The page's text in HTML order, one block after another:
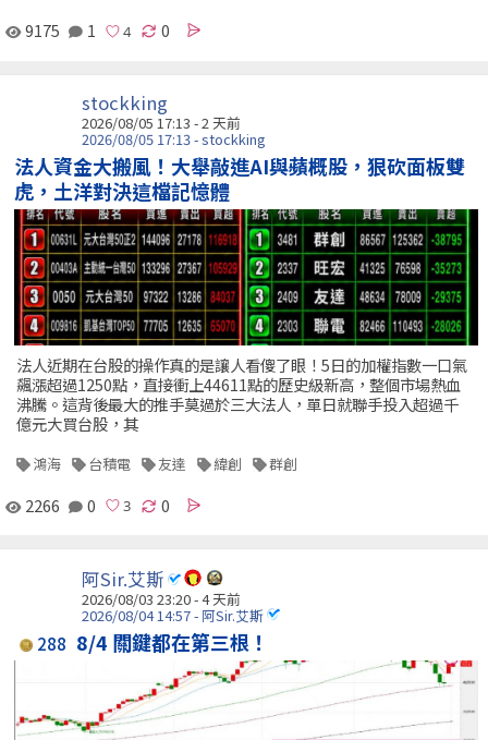
9175 1 0
stockking
2026/08/05 17:13 - 2 天前
2026/08/05 17:13 - stockking
法人資金大搬風！大舉敲進AI與蘋概股，狠砍面板雙
虎，土洋對決這檔記憶體
法人近期在台股的操作真的是讓人看傻了眼！5日的加權指數一口氣
飆漲超過1250點，直接衝上44611點的歷史級新高，整個市場熱血
沸騰。這背後最大的推手莫過於三大法人，單日就聯手投入超過千
億元大買台股，其
鴻海 台積電 友達 緯創 群創
2266 0 0
阿Sir.艾斯
2026/08/03 23:20 - 4 天前
2026/08/04 14:57 - 阿Sir.艾斯
288 8/4 關鍵都在第三根！